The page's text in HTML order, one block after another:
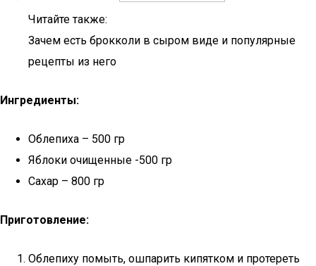
Читайте также:
Зачем есть брокколи в сыром виде и популярные
рецепты из него
Ингредиенты:
Облепиха – 500 гр
Яблоки очищенные -500 гр
Сахар – 800 гр
Приготовление:
Облепиху помыть, ошпарить кипятком и протереть